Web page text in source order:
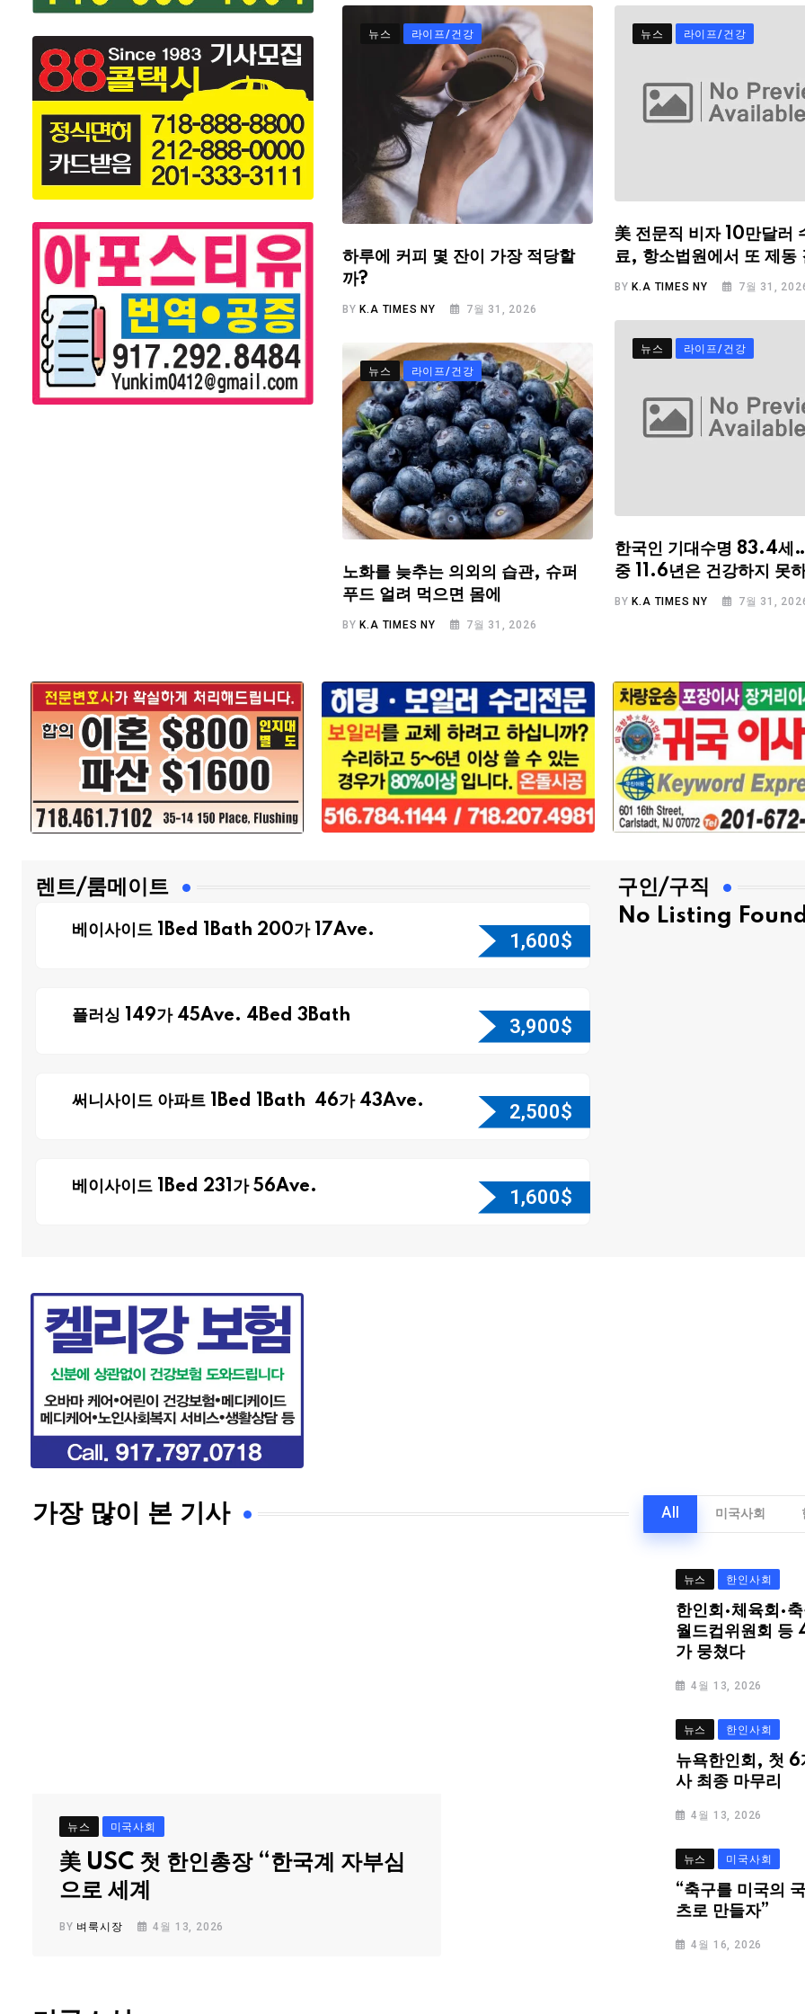
뉴스 라이프/건강
하루에 커피 몇 잔이 가장 적당할
까?
BY K.A TIMES NY 7월 31, 2026
뉴스 라이프/건강
美 전문직 비자 10만달러
료, 항소법원에서 또 제동
BYK.A TIMES NY 7월 31,
뉴스 라이프/건강
한국인 기대수명 83.4세
중 11.6년은 건강하지 못
BY K.A TIMES NY 7월 31,
뉴스 라이프/건강
노화를 늦추는 의외의 습관, 슈퍼
푸드 얼려 먹으면 몸에
BYK.A TIMES NY 7월 31, 2026
렌트/룸메이트
베이사이드 1Bed 1Bath 200가 17Ave. 1,600$
플러싱 149가 45Ave. 4Bed 3Bath 3,900$
써니사이드 아파트 1Bed 1Bath 46가 43Ave. 2,500$
베이사이드 1Bed 231가 56Ave. 1,600$
구인/구직
No Listing
가장 많이 본 기사 All 미국사회
뉴스 미국사회
美 USC 첫 한인총장 “한국계 자부심
으로 세계
BY 벼룩시장 4월 13, 2026
뉴스 한인사회
한인회·체육회·
월드컵위원회 등
가 뭉쳤다
4월 13, 2026
뉴스 한인사회
뉴욕한인회, 첫 6
사 최종 마무리
4월 13, 2026
뉴스 미국사회
“축구를 미국의
츠로 만들자”
4월 16, 2026